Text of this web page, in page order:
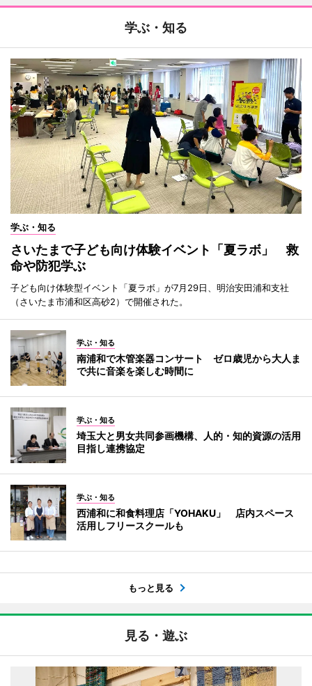
学ぶ・知る
学ぶ・知る
さいたまで子ども向け体験イベント「夏ラボ」 救
命や防犯学ぶ
子ども向け体験型イベント「夏ラボ」が7月29日、明治安田浦和支社
（さいたま市浦和区高砂2）で開催された。
学ぶ・知る
南浦和で木管楽器コンサート ゼロ歳児から大人ま
で共に音楽を楽しむ時間に
学ぶ・知る
埼玉大と男女共同参画機構、人的・知的資源の活用
目指し連携協定
学ぶ・知る
西浦和に和食料理店「YOHAKU」 店内スペース
活用しフリースクールも
もっと見る
見る・遊ぶ